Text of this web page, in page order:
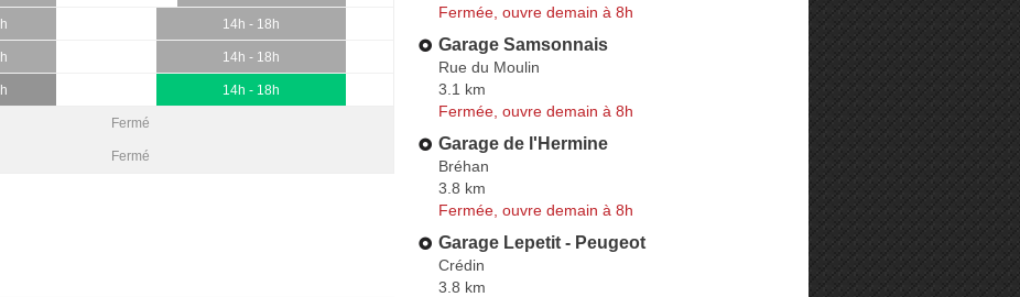
14h - 18h
14h - 18h
14h - 18h
Fermé
Fermé
Fermée, ouvre demain à 8h
Garage Samsonnais
Rue du Moulin
3.1 km
Fermée, ouvre demain à 8h
Garage de l'Hermine
Bréhan
3.8 km
Fermée, ouvre demain à 8h
Garage Lepetit - Peugeot
Crédin
3.8 km